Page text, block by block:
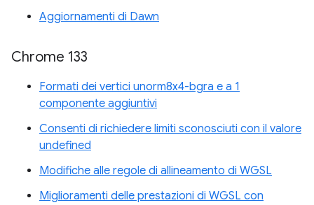
Aggiornamenti di Dawn
Chrome 133
Formati dei vertici unorm8x4-bgra e a 1
componente aggiuntivi
Consenti di richiedere limiti sconosciuti con il valore
undefined
Modifiche alle regole di allineamento di WGSL
Miglioramenti delle prestazioni di WGSL con